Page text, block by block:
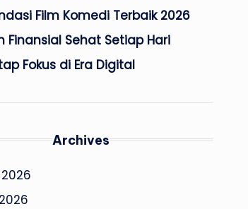
Film Komedi Terbaik 2026
Finansial Sehat Setiap Hari
Fokus di Era Digital
Archives